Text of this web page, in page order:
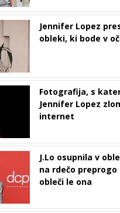
Jennifer Lopez
obleki, ki bode v
Fotografija, s
Jennifer Lopez
internet
J.Lo osupnila v
na rdečo preprogo
obleči le ona